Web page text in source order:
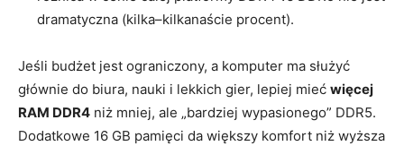
dramatyczna (kilka–kilkanaście procent).
Jeśli budżet jest ograniczony, a komputer ma służyć
głównie do biura, nauki i lekkich gier, lepiej mieć więcej
RAM DDR4 niż mniej, ale „bardziej wypasionego” DDR5.
Dodatkowe 16 GB pamięci da większy komfort niż wyższa